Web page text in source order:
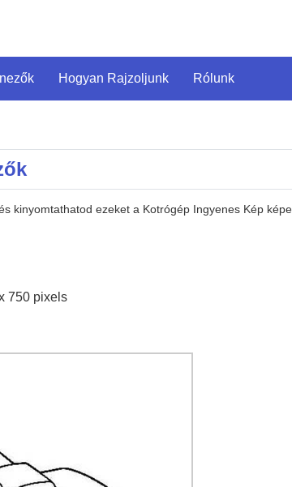
Hogyan Rajzoljunk Rólunk
kinyomtathatod ezeket a Kotrógép Ingyenes Kép
750 pixels